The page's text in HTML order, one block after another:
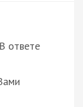
ответе